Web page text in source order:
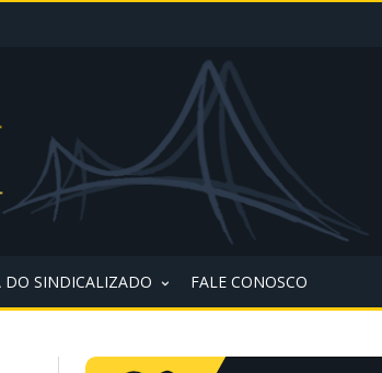
DO SINDICALIZADO FALE CONOSCO